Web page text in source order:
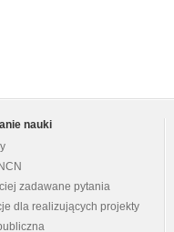
nauki
zadawane pytania
dla realizujących projekty